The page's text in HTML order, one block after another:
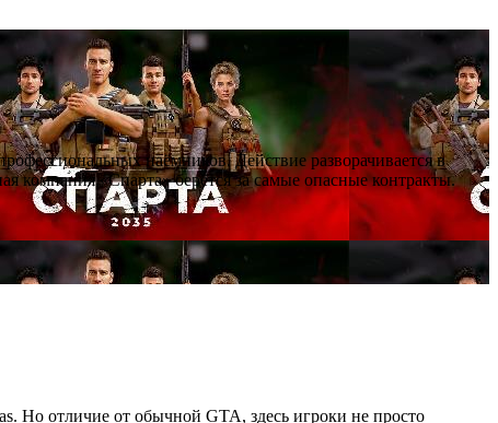
наёмников. Действие разворачивается в
компания «Спарта» берётся за самые опасные контракты.
Но отличие от обычной GTA, здесь игроки не просто